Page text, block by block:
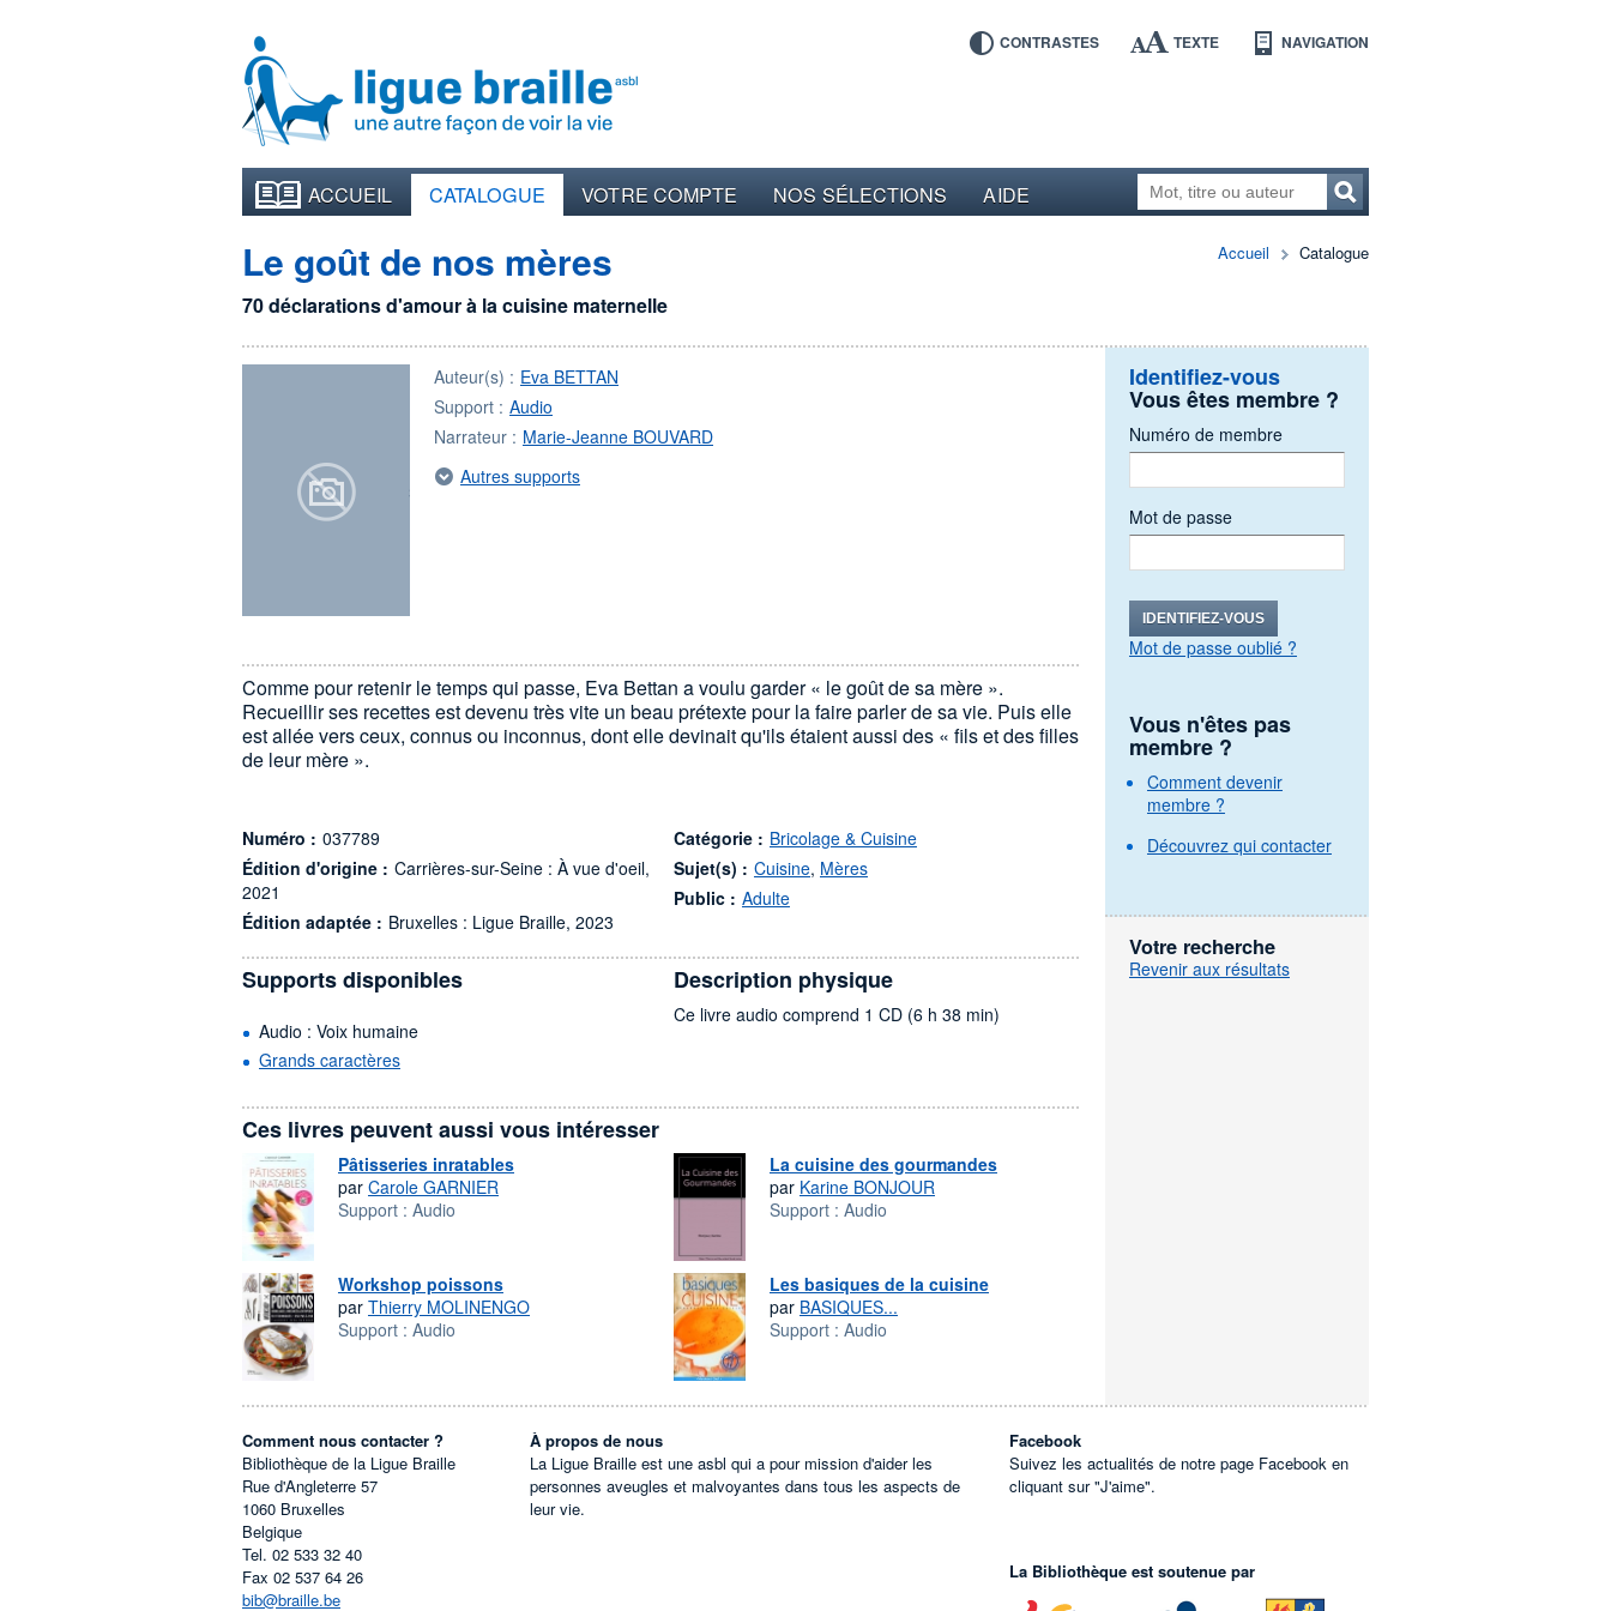
CONTRASTES TEXTE NAVIGATION
ACCUEIL CATALOGUE VOTRE COMPTE NOS SÉLECTIONS AIDE
Accueil Catalogue
Le goût de nos mères
70 déclarations d'amour à la cuisine maternelle
Auteur(s) : Eva BETTAN
Support : Audio
Narrateur : Marie-Jeanne BOUVARD
Autres supports
Comme pour retenir le temps qui passe, Eva Bettan a voulu garder « le goût de sa mère ».
Recueillir ses recettes est devenu très vite un beau prétexte pour la faire parler de sa vie. Puis elle
est allée vers ceux, connus ou inconnus, dont elle devinait qu'ils étaient aussi des « fils et des filles
de leur mère ».
Numéro : 037789
Édition d'origine : Carrières-sur-Seine : À vue d'oeil,
2021
Édition adaptée : Bruxelles : Ligue Braille, 2023
Catégorie : Bricolage & Cuisine
Sujet(s) : Cuisine, Mères
Public : Adulte
Supports disponibles
Audio : Voix humaine
Grands caractères
Description physique
Ce livre audio comprend 1 CD (6 h 38 min)
Ces livres peuvent aussi vous intéresser
Pâtisseries inratables
par Carole GARNIER
Support : Audio
La cuisine des gourmandes
par Karine BONJOUR
Support : Audio
Workshop poissons
par Thierry MOLINENGO
Support : Audio
Les basiques de la cuisine
par BASIQUES...
Support : Audio
Identifiez-vous
Vous êtes membre ?
Numéro de membre
Mot de passe
IDENTIFIEZ-VOUS
Mot de passe oublié ?
Vous n'êtes pas
membre ?
Comment devenir
membre ?
Découvrez qui contacter
Votre recherche
Revenir aux résultats
Comment nous contacter ?
Bibliothèque de la Ligue Braille
Rue d'Angleterre 57
1060 Bruxelles
Belgique
Tel. 02 533 32 40
Fax 02 537 64 26
bib@braille.be
À propos de nous
La Ligue Braille est une asbl qui a pour mission d'aider les
personnes aveugles et malvoyantes dans tous les aspects de
leur vie.
Facebook
Suivez les actualités de notre page Facebook en
cliquant sur "J'aime".
La Bibliothèque est soutenue par